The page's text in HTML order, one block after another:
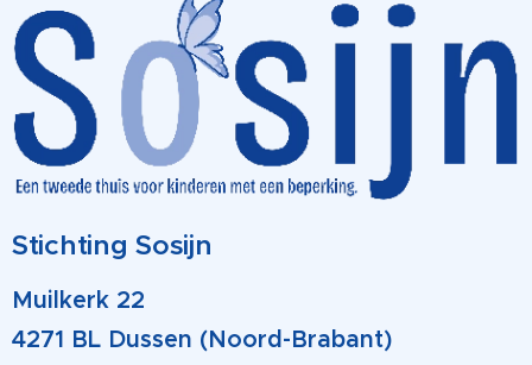
Stichting Sosijn
Muilkerk 22
4271 BL Dussen (Noord-Brabant)